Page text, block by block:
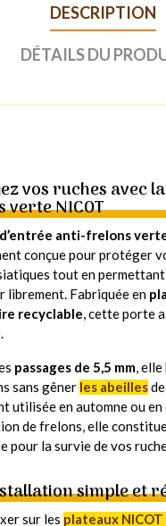
DESCRIPTION
DÉTAILS DU
vos ruches avec
NICOT
anti-frelons
conçue pour protéger
tout en permettant
librement. Fabriquée en
recyclable, cette porte
passages de 5,5 mm, elle
sans gêner les abeilles
utilisée en automne ou en
de frelons, elle
pour la survie de vos
simple et
sur les plateaux